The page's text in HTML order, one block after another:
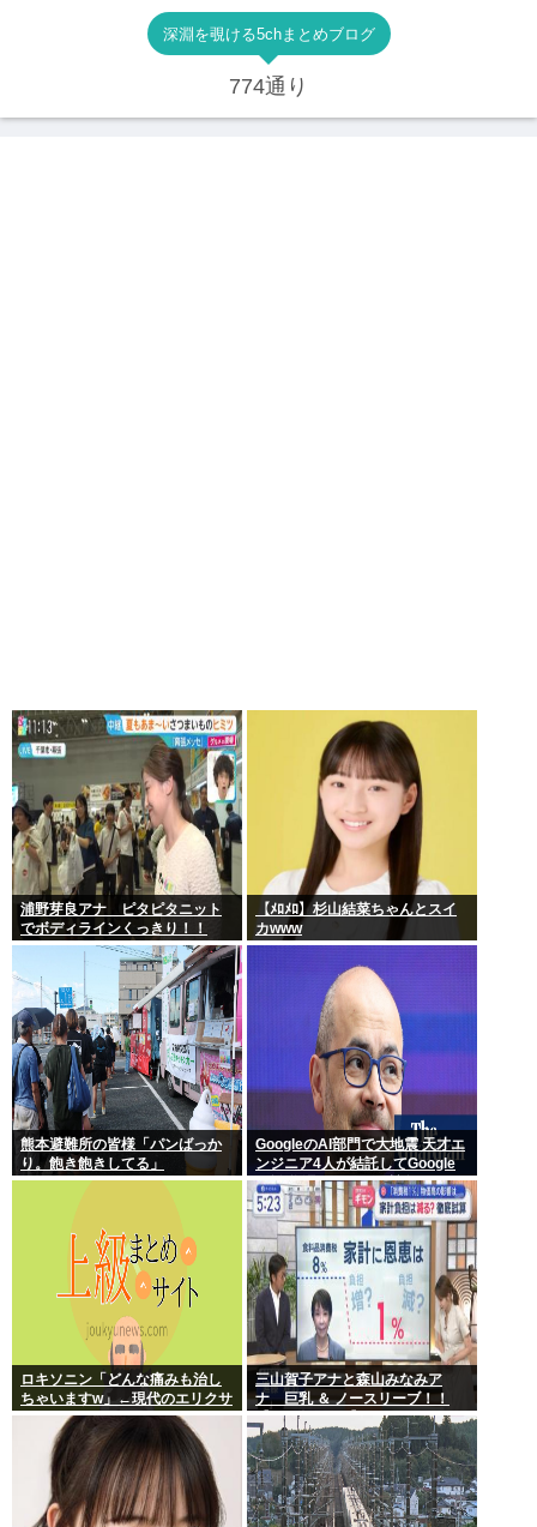
深淵を覗ける5chまとめブログ
774通り
浦野芽良アナ ピタピタニット
でボディラインくっきり！！
【ﾒﾛﾒﾛ】杉山結菜ちゃんとスイ
カwww
熊本避難所の皆様「パンばっか
り。飽き飽きしてる」
GoogleのAI部門で大地震 天才エ
ンジニア4人が結託してGoogle
を離脱 遅れを取るAI競争さらに
苦しく 株価に影響大
ロキソニン「どんな痛みも治し
ちゃいますw」←現代のエリクサ
ーやろ…
三山賀子アナと森山みなみア
ナ 巨乳 ＆ ノースリーブ！！
【GIF動画あり】